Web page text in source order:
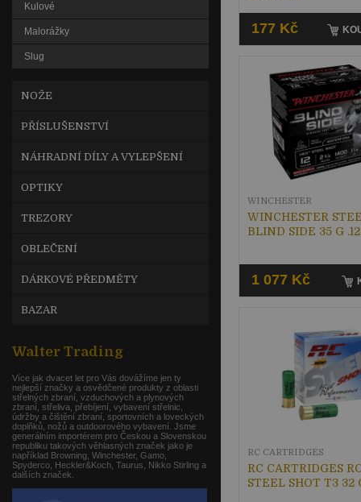
177 Kč
WINCHESTER
BLIND SIDE 35 G
WINCHESTER
1 077 Kč
RC CARTRIDGES
STEEL SHOT T3 32
RC CARTRIDGES
Kulové
Malorážky
Slug
NOŽE
PŘÍSLUŠENSTVÍ
NÁHRADNÍ DÍLY A VYLEPŠENÍ
OPTIKY
TREZORY
OBLEČENÍ
DÁRKOVÉ PŘEDMĚTY
BAZAR
Walter Trading
Více jak dvacet let pro Vás dovážíme jen ty
nejlepší značky a osvědčené produkty z oblasti
střelných zbraní, vzduchových a plynových
zbraní, střeliva, přebíjení, vybavení střelnic,
údržby a čištění zbraní, sportovních a loveckých
doplňků, nožů a outdoorového vybavení. Jsme
generálním importérem pro Českou a Slovenskou
republiku takových věhlasných značek jako je
například Browning, Winchester, Gamo,
Spyderco, Heckler&Koch, Taurus, Nikko Stirling a
dalších značek.